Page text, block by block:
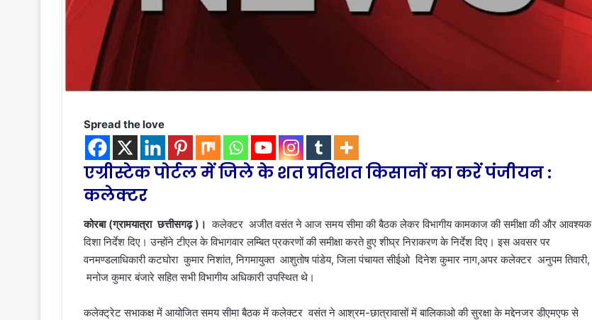
Spread the love
एग्रीस्टेक पोर्टल में जिले के शत प्रतिशत किसानों का करें पंजीयन :
कलेक्टर
कोरबा (ग्रामयात्रा छत्तीसगढ़ ) । कलेक्टर अजीत वसंत ने आज समय सीमा की बैठक लेकर विभागीय कामकाज की समीक्षा की और आवश्यक
दिशा निर्देश दिए। उन्होंने टीएल के विभागवार लम्बित प्रकरणों की समीक्षा करते हुए शीघ्र निराकरण के निर्देश दिए। इस अवसर पर
वनमण्डलाधिकारी कटघोरा कुमार निशांत, निगमायुक्त आशुतोष पांडेय, जिला पंचायत सीईओ दिनेश कुमार नाग,अपर कलेक्टर अनुपम तिवारी,
मनोज कुमार बंजारे सहित सभी विभागीय अधिकारी उपस्थित थे।
कलेक्ट्रेट सभाकक्ष में आयोजित समय सीमा बैठक में कलेक्टर वसंत ने आश्रम-छात्रावासों में बालिकाओ की सुरक्षा के मद्देनजर डीएमएफ से